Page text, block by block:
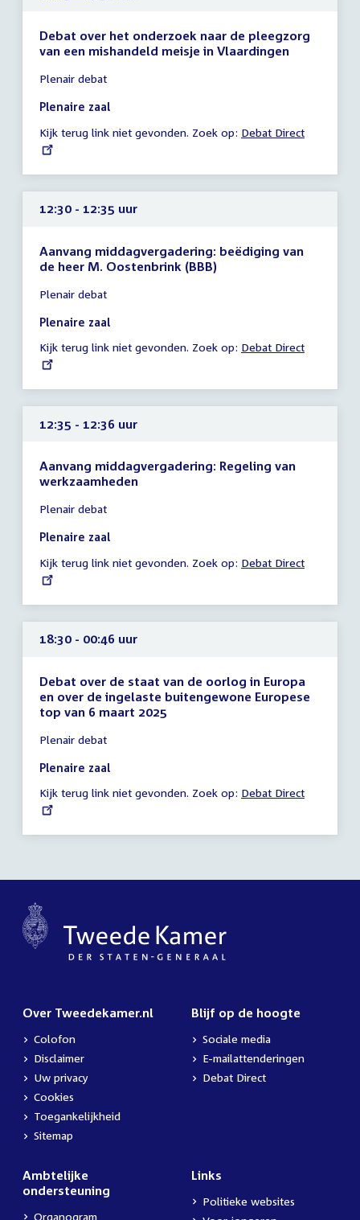
Debat over het onderzoek naar de pleegzorg
van een mishandeld meisje in Vlaardingen
vergadering
10:15
17:30
uur
Plenair debat
Plenaire zaal
Kijk terug link niet gevonden. Zoek op: External
Debat Direct
12:30 - 12:35 uur
Aanvang middagvergadering: beëdiging van
de heer M. Oostenbrink (BBB)
vergadering
12:30
12:35
uur
Plenair debat
Plenaire zaal
Kijk terug link niet gevonden. Zoek op: External
Debat Direct
12:35 - 12:36 uur
Aanvang middagvergadering: Regeling van
werkzaamheden
vergadering
12:35
12:36
uur
Plenair debat
Plenaire zaal
Kijk terug link niet gevonden. Zoek op: External
Debat Direct
18:30 - 00:46 uur
Debat over de staat van de oorlog in Europa
en over de ingelaste buitengewone Europese
top van 6 maart 2025
vergadering
18:30
00:46
uur
Plenair debat
Plenaire zaal
Kijk terug link niet gevonden. Zoek op: External
Debat Direct
Over Tweedekamer.nl
Colofon
Disclaimer
Uw privacy
Cookies
Toegankelijkheid
Sitemap
Blijf op de hoogte
Sociale media
E-mailattenderingen
Debat Direct
Ambtelijke
ondersteuning
Organogram
Links
Politieke websites